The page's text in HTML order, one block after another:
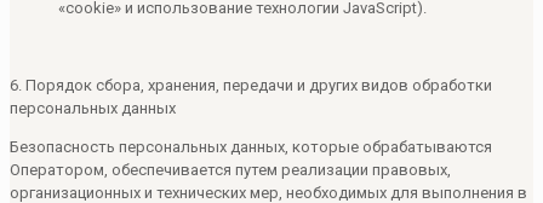
«cookie» и использование технологии JavaScript).
6. Порядок сбора, хранения, передачи и других видов обработки
персональных данных
Безопасность персональных данных, которые обрабатываются
Оператором, обеспечивается путем реализации правовых,
организационных и технических мер, необходимых для выполнения в